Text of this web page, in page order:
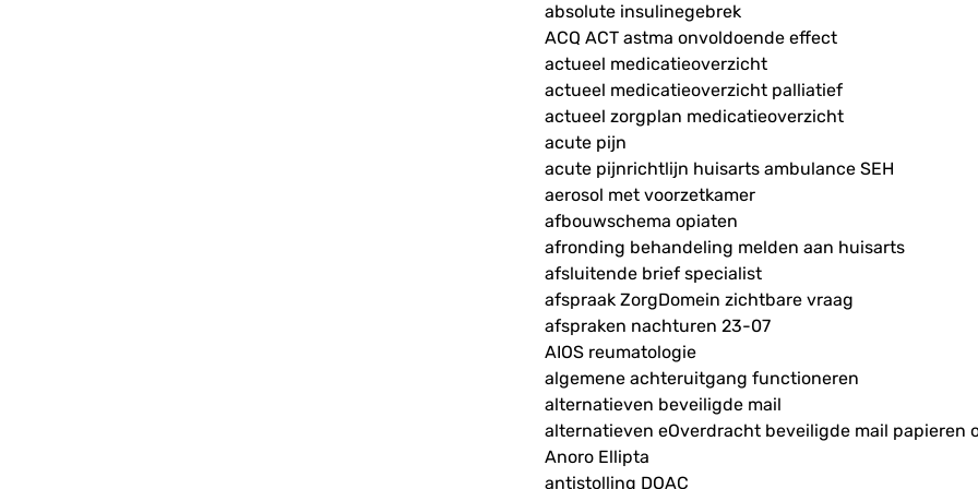
absolute insulinegebrek
ACQ ACT astma onvoldoende effect
actueel medicatieoverzicht
actueel medicatieoverzicht palliatief
actueel zorgplan medicatieoverzicht
acute pijn
acute pijnrichtlijn huisarts ambulance SEH
aerosol met voorzetkamer
afbouwschema opiaten
afronding behandeling melden aan huisarts
afsluitende brief specialist
afspraak ZorgDomein zichtbare vraag
afspraken nachturen 23-07
AIOS reumatologie
algemene achteruitgang functioneren
alternatieven beveiligde mail
alternatieven eOverdracht beveiligde mail papieren
Anoro Ellipta
antistolling DOAC